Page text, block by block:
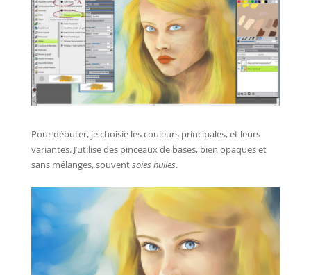
Pour débuter, je choisie les couleurs principales, et leurs
variantes. J’utilise des pinceaux de bases, bien opaques et
sans mélanges, souventsoies huiles.